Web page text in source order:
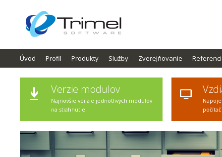
Úvod Profil Produkty Služby Zverejňovanie
Verzie modulov
Najnovšie verzie jednotlivých modulov
na stiahnutie